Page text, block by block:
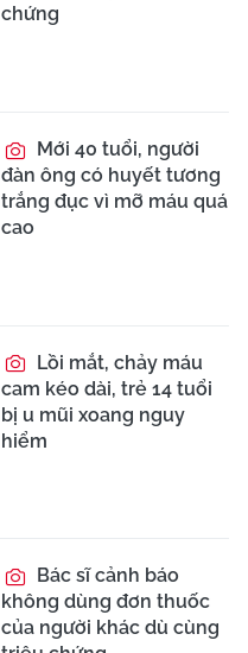
Người đàn ông 45
tuổi mắc sởi nguy kịch vì
tưởng bị cúm
Bộ Y tế yêu cầu làm
rõ vụ điều dưỡng bị hành
hung tại bệnh viện Hải
Dương
Hai ca sốt rét ác tính
nguy kịch được cứu
sống